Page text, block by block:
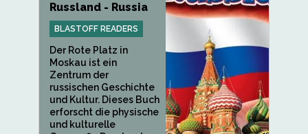
Russland - Russia
BLASTOFF READERS
Der Rote Platz in
Moskau ist ein
Zentrum der
russischen Geschichte
und Kultur. Dieses Buch
erforscht die physische
und kulturelle